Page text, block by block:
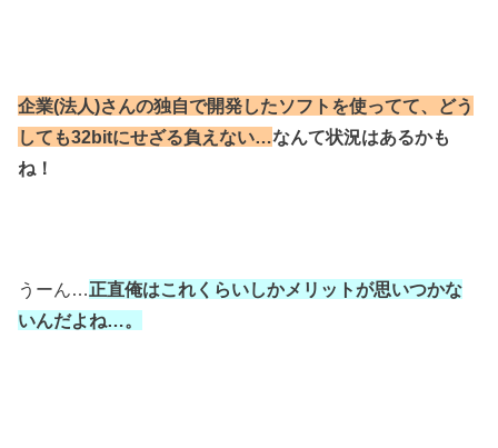
企業(法人)さんの独自で開発したソフトを使ってて、 どう
しても32bitにせざる負えない…なんて状況はあるかも
ね！
うーん…正直俺はこれくらいしかメリットが思いつかな
いんだよね…。